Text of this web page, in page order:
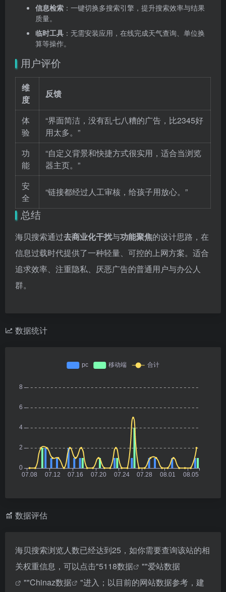
信息检索 ：一键切换多搜索引擎，提升搜索效率与结果
质量。
临时工具 ：无需安装应用，在线完成天气查询、单位换
算等操作。
用户评价
维
度
反馈
体
验
“界面简洁，没有乱七八糟的广告，比2345好
用太多。”
功
能
“自定义背景和快捷方式很实用，适合当浏览
器主页。”
安
全
“链接都经过人工审核，给孩子用放心。”
总结
海贝搜索通过去商业化干扰与功能聚焦的设计思路，在
信息过载时代提供了一种轻量、可控的上网方案。适合
追求效率、注重隐私、厌恶广告的普通用户与办公人
群。
数据统计
数据评估
海贝搜索浏览人数已经达到25，如你需要查询该站的相
关权重信息，可以点击"5118数据 ""爱站数据
""Chinaz数据
"进入；以目前的网站数据参考，建